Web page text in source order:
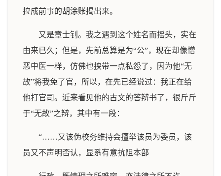
拉成前事的胡涂账揭出来。
又是章士钊。我之遇到这个姓名而摇头，实在
由来已久；但是，先前总算是为“公”，现在却像憎
恶中医一样，仿佛也挟带一点私怨了，因为他“无
故”将我免了官，所以，在先已经说过：我正在给
他打官司。近来看见他的古文的答辩书了，很斤斤
于“无故”之辩，其中有一段：
“……又该伪校务维持会擅举该员为委员，该
员又不声明否认，显系有意抗阻本部